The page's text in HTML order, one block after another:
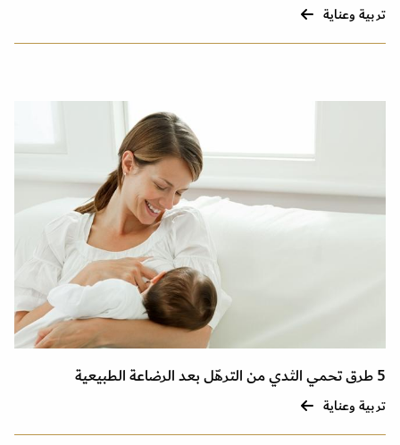
تربية وعناية
5 طرق تحمي الثدي من الترهّل بعد الرضاعة الطبيعية
تربية وعناية